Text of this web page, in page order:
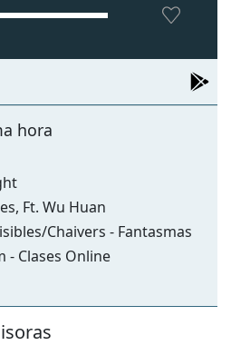
hora
Ft. Wu Huan
Chaivers - Fantasmas
- Clases Online